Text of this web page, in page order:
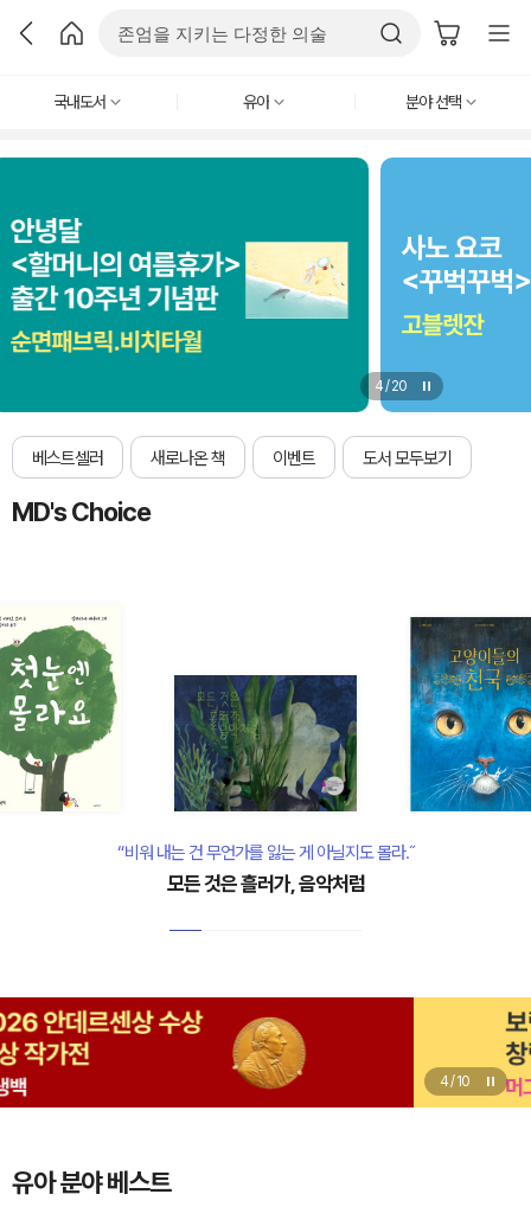
국내도서 유아 분야 선택
4/20
베스트셀러 새로나온 책 이벤트 도서 모두보기
MD's Choice
“비워 내는 건 무언가를 잃는 게 아닐지도 몰라.˝
모든 것은 흘러가, 음악처럼
4/10
유아 분야 베스트